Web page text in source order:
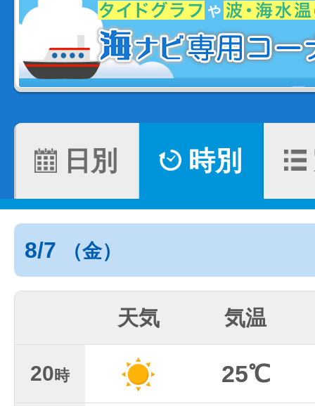
日別 時別
8/7 （金）
天気 気温
20時 25℃